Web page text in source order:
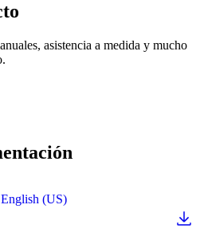
asistencia a medida y mucho
(US)